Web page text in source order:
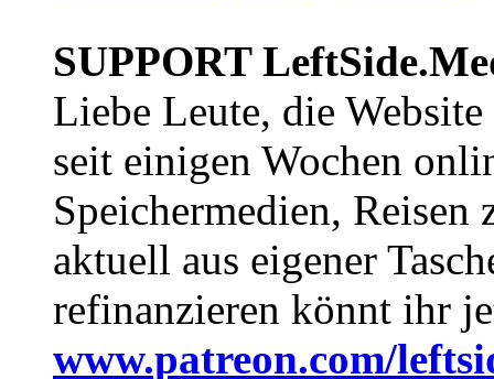
SUPPORT
Liebe Leute, die Website
seit einigen Wochen
Speichermedien, Reisen
aktuell aus eigener
refinanzieren könnt ihr
www.patreon.com/